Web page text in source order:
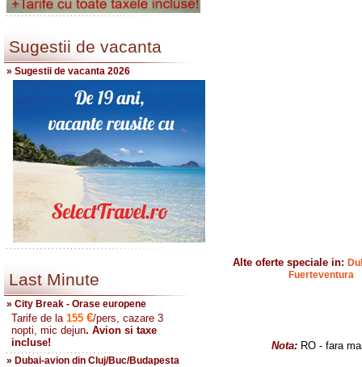
Sugestii de vacanta
» Sugestii de vacanta 2026
Last Minute
» City Break - Orase europene
Tarife de la 155 €/pers, cazare 3
nopti, mic dejun. Avion si taxe
incluse!
» Dubai-avion din Cluj/Buc/Budapesta
Alte oferte speciale in:
Fuerteventura
Nota:RO - fara